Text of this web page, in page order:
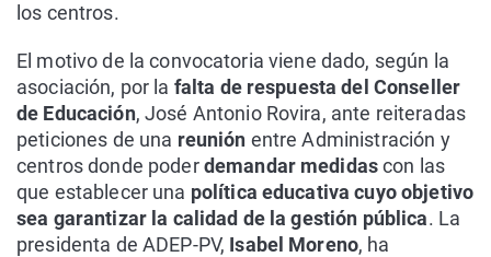
los centros.
El motivo de la convocatoria viene dado, según la
asociación, por la falta de respuesta del Conseller
de Educación, José Antonio Rovira, ante reiteradas
peticiones de una reunión entre Administración y
centros donde poderdemandar medidascon las
que establecer una política educativa cuyo objetivo
sea garantizar la calidad de la gestión pública. La
presidenta de ADEP-PV, Isabel Moreno, ha